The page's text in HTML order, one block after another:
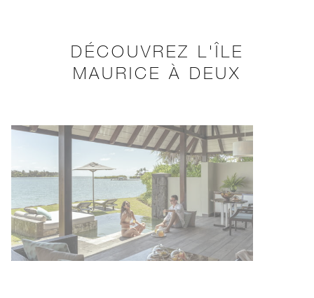
DÉCOUVREZ L'ÎLE
MAURICE À DEUX